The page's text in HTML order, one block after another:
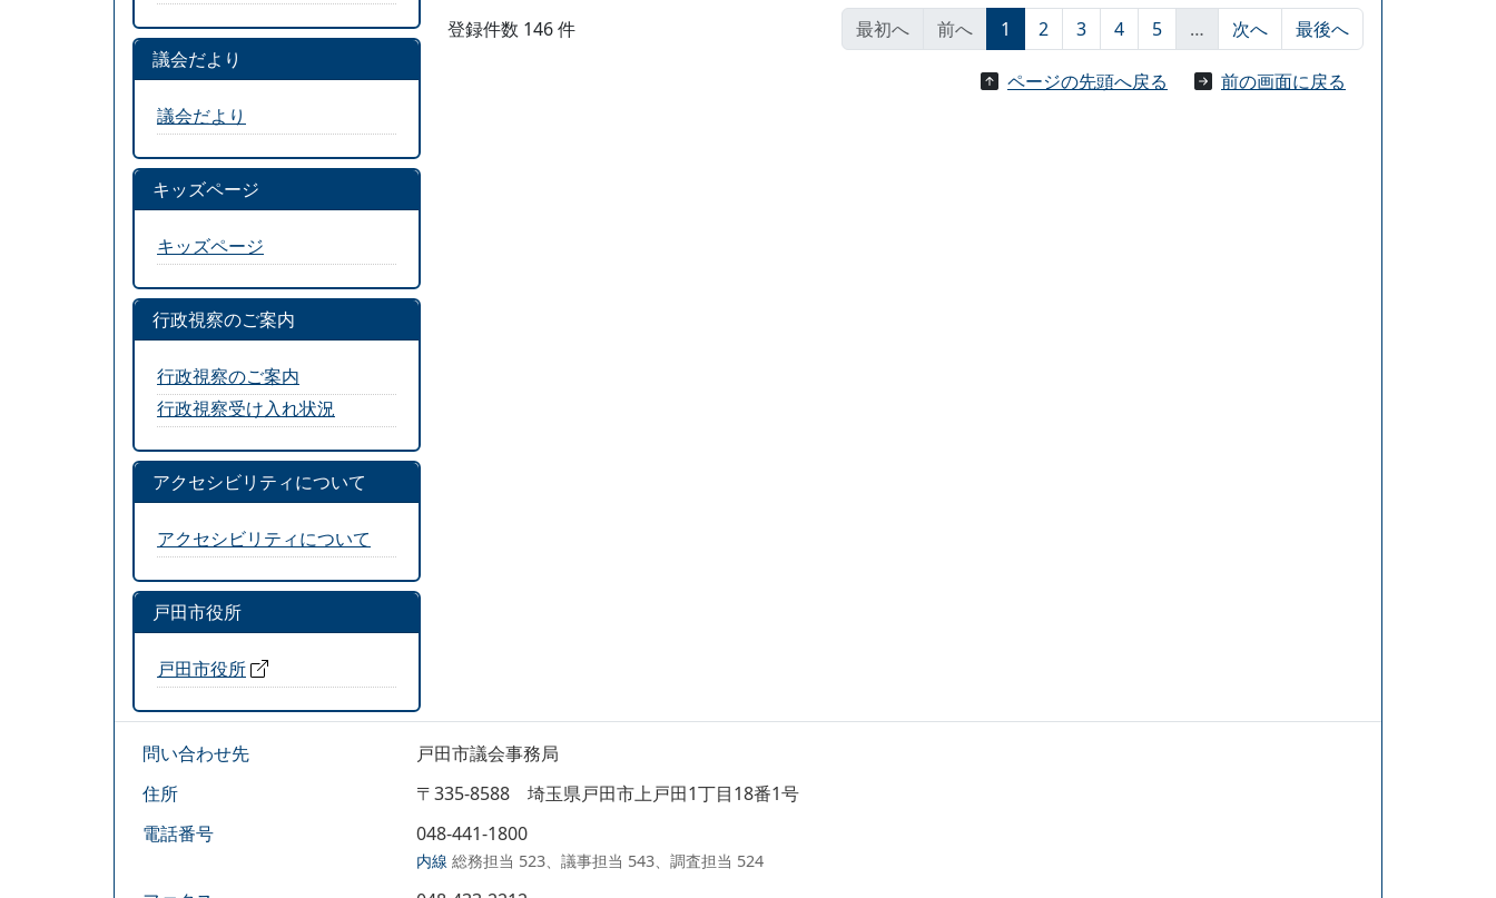
登録件数 146 件 最初へ 前へ 1 2 3 4 5 … 次へ 最後へ
ページの先頭へ戻る 前の画面に戻る
議会だより
議会だより
キッズページ
キッズページ
行政視察のご案内
行政視察のご案内
行政視察受け入れ状況
アクセシビリティについて
アクセシビリティについて
戸田市役所
戸田市役所
問い合わせ先
戸田市議会事務局
住所
〒335-8588 埼玉県戸田市上戸田1丁目18番1号
電話番号
048-441-1800
内線 総務担当 523、議事担当 543、調査担当 524